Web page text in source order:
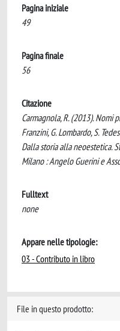
Pagina iniziale
49
Pagina finale
56
Citazione
Carmagnola, R. (2013). Nomi
Franzini, G. Lombardo, S.
Dalla storia alla neoestetica.
Milano : Angelo Guerini e
Fulltext
none
Appare nelle tipologie:
03 - Contributo in libro
File in questo prodotto: